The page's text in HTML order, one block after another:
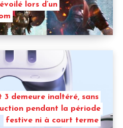
lors d’un
3 demeure inaltéré, sans
pendant la période
festive ni à court terme